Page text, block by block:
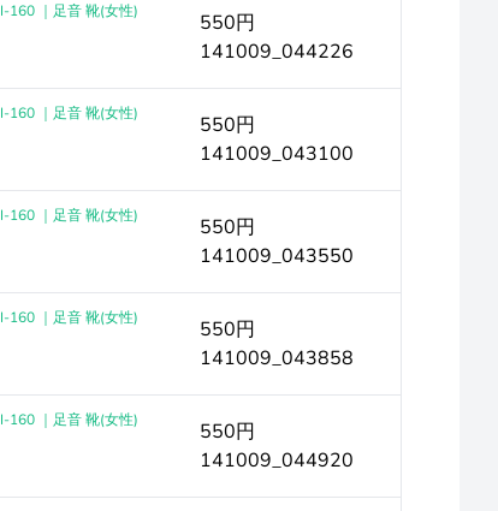
I-160 ｜足音 靴(女性)
550円
141009_044226
I-160 ｜足音 靴(女性)
550円
141009_043100
I-160 ｜足音 靴(女性)
550円
141009_043550
I-160 ｜足音 靴(女性)
550円
141009_043858
I-160 ｜足音 靴(女性)
550円
141009_044920